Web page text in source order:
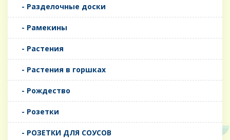
- Разделочные доски
- Рамекины
- Растения
- Растения в горшках
- Рождество
- Розетки
- РОЗЕТКИ ДЛЯ СОУСОВ